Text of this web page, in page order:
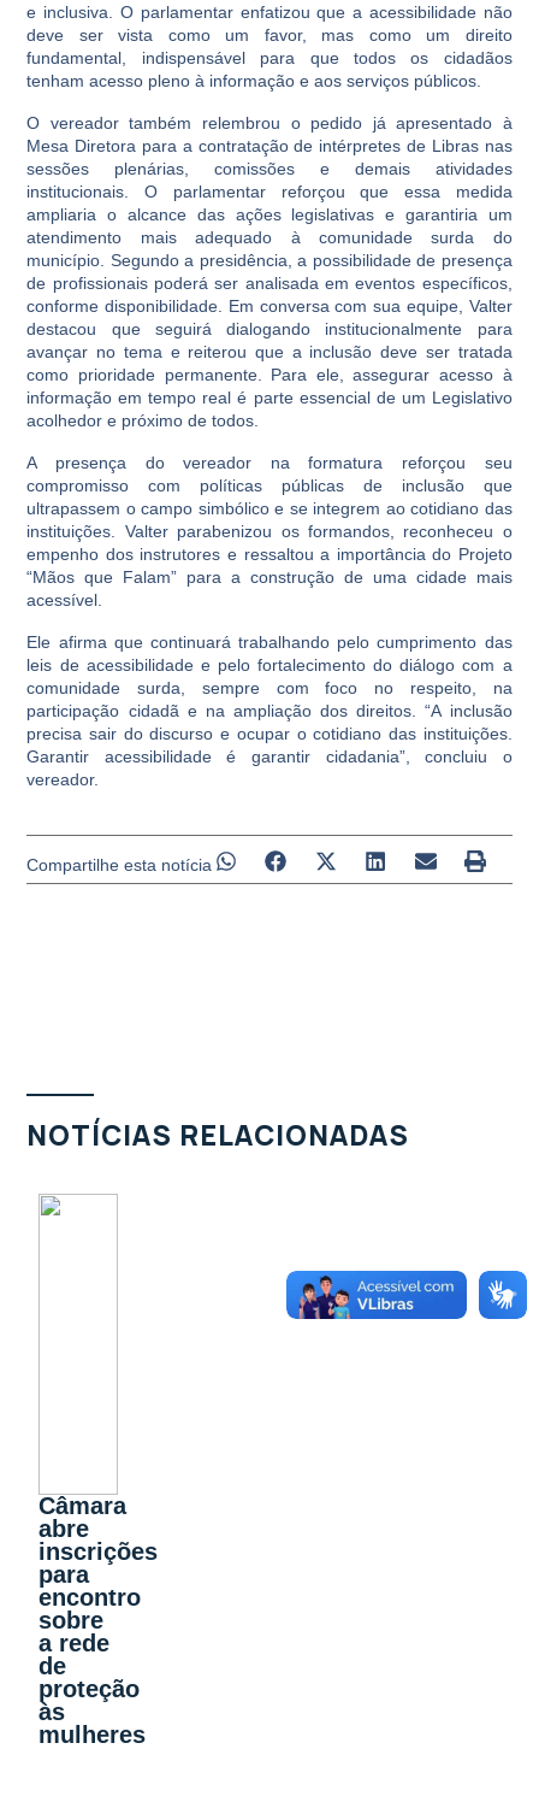
e inclusiva. O parlamentar enfatizou que a acessibilidade não
deve ser vista como um favor, mas como um direito
fundamental, indispensável para que todos os cidadãos
tenham acesso pleno à informação e aos serviços públicos.
O vereador também relembrou o pedido já apresentado à
Mesa Diretora para a contratação de intérpretes de Libras nas
sessões plenárias, comissões e demais atividades
institucionais. O parlamentar reforçou que essa medida
ampliaria o alcance das ações legislativas e garantiria um
atendimento mais adequado à comunidade surda do
município. Segundo a presidência, a possibilidade de presença
de profissionais poderá ser analisada em eventos específicos,
conforme disponibilidade. Em conversa com sua equipe, Valter
destacou que seguirá dialogando institucionalmente para
avançar no tema e reiterou que a inclusão deve ser tratada
como prioridade permanente. Para ele, assegurar acesso à
informação em tempo real é parte essencial de um Legislativo
acolhedor e próximo de todos.
A presença do vereador na formatura reforçou seu
compromisso com políticas públicas de inclusão que
ultrapassem o campo simbólico e se integrem ao cotidiano das
instituições. Valter parabenizou os formandos, reconheceu o
empenho dos instrutores e ressaltou a importância do Projeto
“Mãos que Falam” para a construção de uma cidade mais
acessível.
Ele afirma que continuará trabalhando pelo cumprimento das
leis de acessibilidade e pelo fortalecimento do diálogo com a
comunidade surda, sempre com foco no respeito, na
participação cidadã e na ampliação dos direitos. “A inclusão
precisa sair do discurso e ocupar o cotidiano das instituições.
Garantir acessibilidade é garantir cidadania”, concluiu o
vereador.
Compartilhe esta notícia
Câmara
abre
inscrições
para
encontro
sobre
a rede
de
proteção
às
mulheres
NOTÍCIAS RELACIONADAS